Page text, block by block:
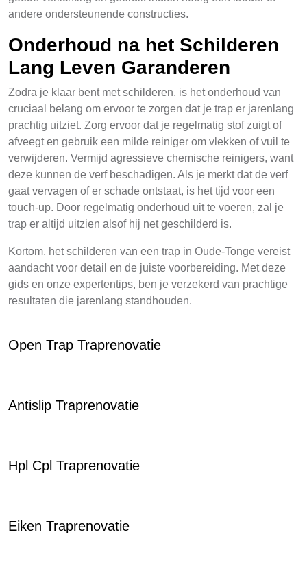
andere ondersteunende constructies.
Onderhoud na het Schilderen
Lang Leven Garanderen
Zodra je klaar bent met schilderen, is het onderhoud van
cruciaal belang om ervoor te zorgen dat je trap er jarenlang
prachtig uitziet. Zorg ervoor dat je regelmatig stof zuigt of
afveegt en gebruik een milde reiniger om vlekken of vuil te
verwijderen. Vermijd agressieve chemische reinigers, want
deze kunnen de verf beschadigen. Als je merkt dat de verf
gaat vervagen of er schade ontstaat, is het tijd voor een
touch-up. Door regelmatig onderhoud uit te voeren, zal je
trap er altijd uitzien alsof hij net geschilderd is.
Kortom, het schilderen van een trap in Oude-Tonge vereist
aandacht voor detail en de juiste voorbereiding. Met deze
gids en onze expertentips, ben je verzekerd van prachtige
resultaten die jarenlang standhouden.
Open Trap Traprenovatie
Antislip Traprenovatie
Hpl Cpl Traprenovatie
Eiken Traprenovatie